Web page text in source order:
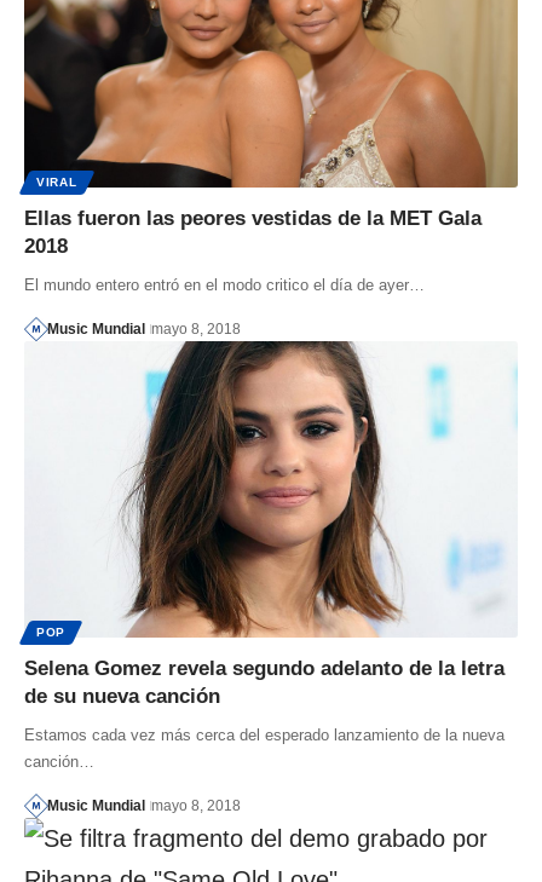
VIRAL
Ellas fueron las peores vestidas de la MET Gala
2018
El mundo entero entró en el modo critico el día de ayer…
Music Mundial mayo 8, 2018
POP
Selena Gomez revela segundo adelanto de la letra
de su nueva canción
Estamos cada vez más cerca del esperado lanzamiento de la nueva
canción…
Music Mundial mayo 8, 2018